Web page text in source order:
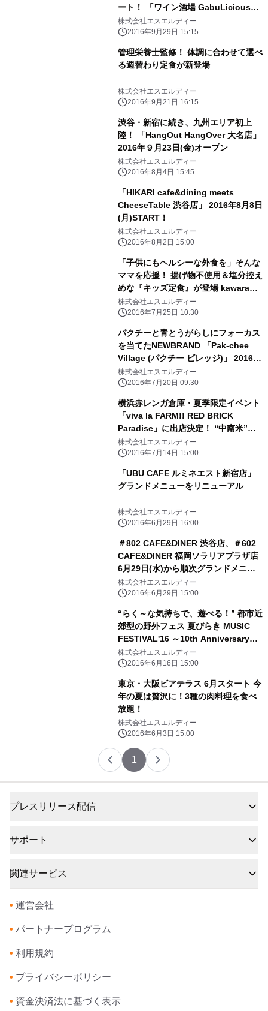
ート！ 「ワイン酒場 GabuLicious」
グランドメニューをリニューアル
株式会社エスエルディー
2016年9月29日 15:15
管理栄養士監修！ 体調に合わせて選べ
る週替わり定食が新登場
株式会社エスエルディー
2016年9月21日 16:15
渋谷・新宿に続き、九州エリア初上
陸！ 「HangOut HangOver 大名店」
2016年９月23日(金)オープン
株式会社エスエルディー
2016年8月4日 15:45
「HIKARI cafe&dining meets
CheeseTable 渋谷店」 2016年8月8日
(月)START！
株式会社エスエルディー
2016年8月2日 15:00
「子供にもヘルシーな外食を」そんな
ママを応援！ 揚げ物不使用＆塩分控え
めな『キッズ定食』が登場 kawara
CAFE&KITCHEN グランドメニューを
リニューアル
株式会社エスエルディー
2016年7月25日 10:30
パクチーと青とうがらしにフォーカス
を当てたNEWBRAND 「Pak-chee
Village (パクチー ビレッジ)」 2016年
8月27日(土) 新宿にオープン
株式会社エスエルディー
2016年7月20日 09:30
横浜赤レンガ倉庫・夏季限定イベント
「viva la FARM!! RED BRICK
Paradise」に出店決定！ “中南米”が
テーマの飲食ブースをOPEN！
株式会社エスエルディー
2016年7月14日 15:00
「UBU CAFE ルミネエスト新宿店」
グランドメニューをリニューアル
株式会社エスエルディー
2016年6月29日 16:00
＃802 CAFE&DINER 渋谷店、＃602
CAFE&DINER 福岡ソラリアプラザ店
6月29日(水)から順次グランドメニュ
ーをリニューアル
株式会社エスエルディー
2016年6月29日 15:00
“らく～な気持ちで、遊べる！” 都市近
郊型の野外フェス 夏びらき MUSIC
FESTIVAL'16 ～10th Anniversary～
所沢と大阪で5日間開催決定！
株式会社エスエルディー
2016年6月16日 15:00
東京・大阪ビアテラス 6月スタート 今
年の夏は贅沢に！3種の肉料理を食べ
放題！
株式会社エスエルディー
2016年6月3日 15:00
1
プレスリリース配信
サポート
関連サービス
• 運営会社
• パートナープログラム
• 利用規約
• プライバシーポリシー
• 資金決済法に基づく表示